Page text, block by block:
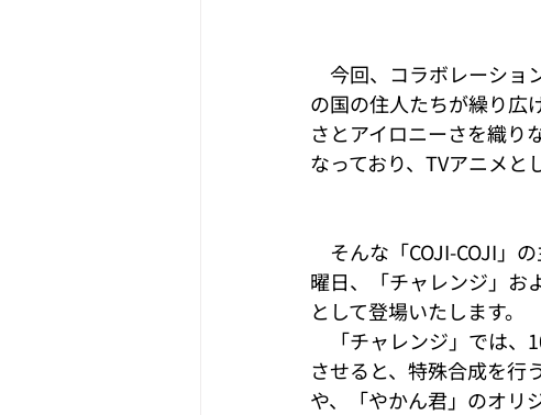
今回、コラボレーショ
の国の住人たちが繰り広
さとアイロニーさを織り
なっており、TVアニメと
そんな「COJI-COJI」
曜日、「チャレンジ」お
として登場いたします。
「チャレンジ」では、
させると、特殊合成を行
や、「やかん君」のオリ